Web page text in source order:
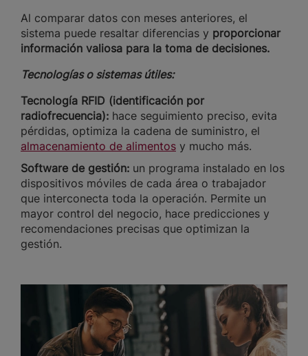
Al comparar datos con meses anteriores, el
sistema puede resaltar diferencias y proporcionar
información valiosa para la toma de decisiones.
Tecnologías o sistemas útiles:
Tecnología RFID (identificación por
radiofrecuencia): hace seguimiento preciso, evita
pérdidas, optimiza la cadena de suministro, el
almacenamiento de alimentos y mucho más.
Software de gestión: un programa instalado en los
dispositivos móviles de cada área o trabajador
que interconecta toda la operación. Permite un
mayor control del negocio, hace predicciones y
recomendaciones precisas que optimizan la
gestión.